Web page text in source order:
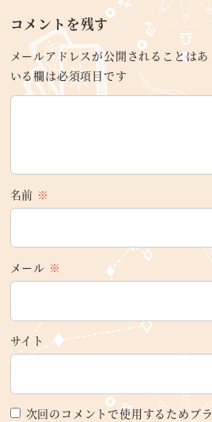
コメントを残す
メールアドレスが公開されることはあ
いる欄は必須項目です
名前 ※
メール ※
サイト
次回のコメントで使用するためブ